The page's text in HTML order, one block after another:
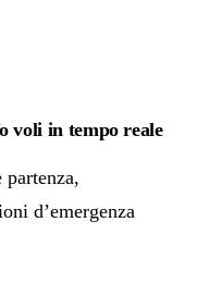
voli in tempo reale
d’emergenza